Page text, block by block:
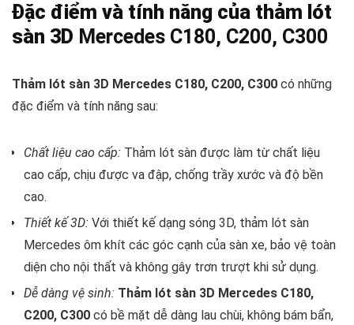
Đặc điểm và tính năng của thảm lót
sàn 3D Mercedes C180, C200, C300
Thảm lót sàn 3D Mercedes C180, C200, C300 có những
đặc điểm và tính năng sau:
Chất liệu cao cấp: Thảm lót sàn được làm từ chất liệu
cao cấp, chịu được va đập, chống trầy xước và độ bền
cao.
Thiết kế 3D: Với thiết kế dạng sóng 3D, thảm lót sàn
Mercedes ôm khít các góc cạnh của sàn xe, bảo vệ toàn
diện cho nội thất và không gây trơn trượt khi sử dụng.
Dễ dàng vệ sinh: Thảm lót sàn 3D Mercedes C180,
C200, C300 có bề mặt dễ dàng lau chùi, không bám bẩn,